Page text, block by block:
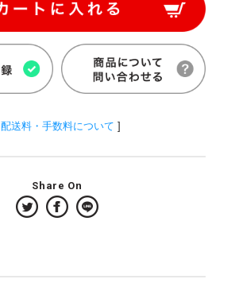
配送料・手数料について ]
Share On